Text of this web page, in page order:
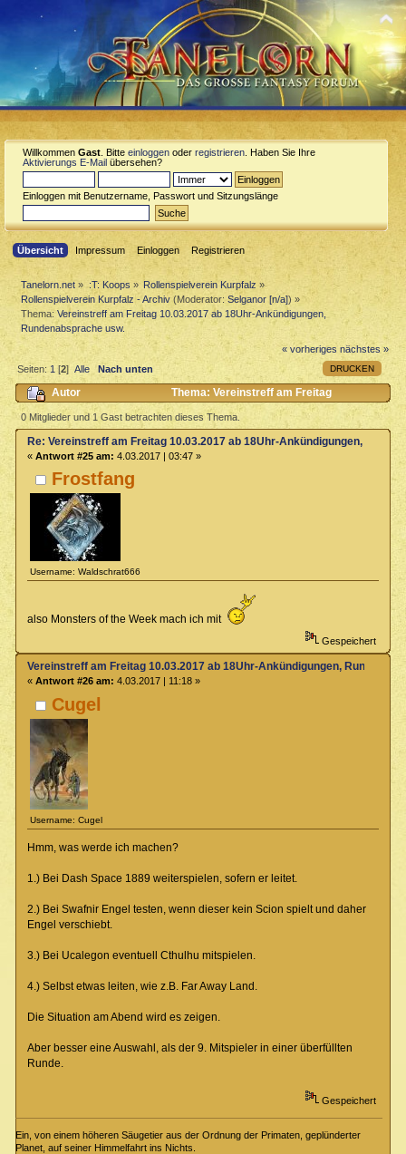
Willkommen Gast . Bitte einloggen oder registrieren . Haben Sie Ihre
Aktivierungs E-Mail übersehen?
Einloggen mit Benutzername, Passwort und Sitzungslänge
Übersicht Impressum Einloggen Registrieren
Tanelorn.net » :T: Koops » Rollenspielverein Kurpfalz »
Rollenspielverein Kurpfalz - Archiv (Moderator:Selganor [n/a]) »
Thema:Vereinstreff am Freitag 10.03.2017 ab 18Uhr-Ankündigungen,
Rundenabsprache usw.
« vorheriges nächstes »
DRUCKEN
Seiten:1 [2]Alle Nach unten
Autor
Thema: Vereinstreff am Freitag
10.03.2017 ab 18Uhr-Ankündigungen, Rundenabsprache usw.
(Gelesen 12889 mal)
0 Mitglieder und 1 Gast betrachten dieses Thema.
Frostfang
Username: Waldschrat666
Re: Vereinstreff am Freitag 10.03.2017 ab 18Uhr-Ankündigungen,
« Antwort #25 am: 4.03.2017 | 03:47 »
also Monsters of the Week mach ich mit
Gespeichert
Cugel
Username: Cugel
Vereinstreff am Freitag 10.03.2017 ab 18Uhr-Ankündigungen,
« Antwort #26 am: 4.03.2017 | 11:18 »
Hmm, was werde ich machen?
1.) Bei Dash Space 1889 weiterspielen, sofern er leitet.
2.) Bei Swafnir Engel testen, wenn dieser kein Scion spielt und daher
Engel verschiebt.
3.) Bei Ucalegon eventuell Cthulhu mitspielen.
4.) Selbst etwas leiten, wie z.B. Far Away Land.
Die Situation am Abend wird es zeigen.
Aber besser eine Auswahl, als der 9. Mitspieler in einer überfüllten
Runde.
Gespeichert
Ein, von einem höheren Säugetier aus der Ordnung der Primaten, geplünderter
Planet, auf seiner Himmelfahrt ins Nichts.